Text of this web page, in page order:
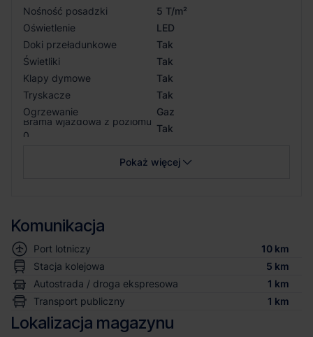
Nośność posadzki
5 T/m²
Oświetlenie
LED
Doki przeładunkowe
Tak
Świetliki
Tak
Klapy dymowe
Tak
Tryskacze
Tak
Ogrzewanie
Gaz
Brama wjazdowa z poziomu
0
Tak
Pokaż więcej
Komunikacja
Port lotniczy
10 km
Stacja kolejowa
5 km
Autostrada / droga ekspresowa
1 km
Transport publiczny
1 km
Lokalizacja magazynu